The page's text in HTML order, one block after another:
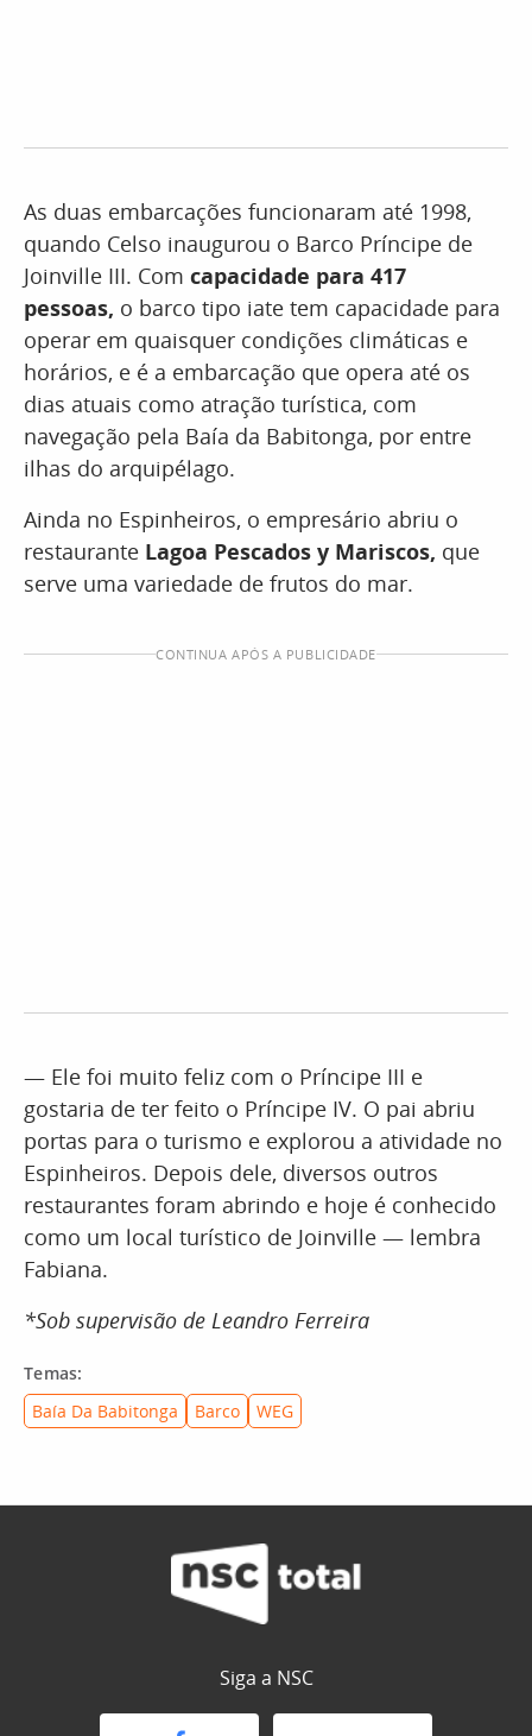
As duas embarcações funcionaram até 1998,
quando Celso inaugurou o Barco Príncipe de
Joinville III. Com capacidade para 417
pessoas, o barco tipo iate tem capacidade para
operar em quaisquer condições climáticas e
horários, e é a embarcação que opera até os
dias atuais como atração turística, com
navegação pela Baía da Babitonga, por entre
ilhas do arquipélago.
Ainda no Espinheiros, o empresário abriu o
restaurante Lagoa Pescados y Mariscos, que
serve uma variedade de frutos do mar.
CONTINUA APÓS A PUBLICIDADE
— Ele foi muito feliz com o Príncipe III e
gostaria de ter feito o Príncipe IV. O pai abriu
portas para o turismo e explorou a atividade no
Espinheiros. Depois dele, diversos outros
restaurantes foram abrindo e hoje é conhecido
como um local turístico de Joinville — lembra
Fabiana.
*Sob supervisão de Leandro Ferreira
Temas:
Baía Da Babitonga
Barco WEG
Siga a NSC